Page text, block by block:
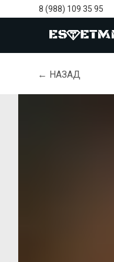
8 (988) 109 35 95
← НАЗАД